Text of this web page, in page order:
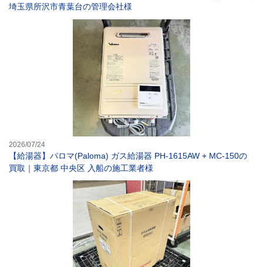
埼玉県所沢市青葉台の管理会社様
2026/07/24
【給湯器】パロマ(Paloma) ガス給湯器 PH-1615AW + MC-150の
買取｜東京都 中央区 入船の施工業者様